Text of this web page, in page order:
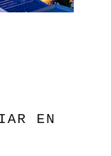
EN